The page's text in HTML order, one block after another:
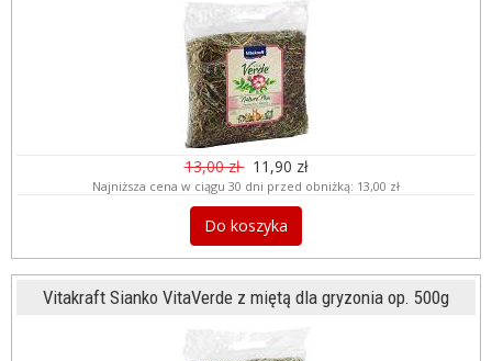
13,00 zł 11,90 zł
Najniższa cena w ciągu 30 dni przed obniżką: 13,00 zł
Do koszyka
Vitakraft Sianko VitaVerde z miętą dla gryzonia op. 500g